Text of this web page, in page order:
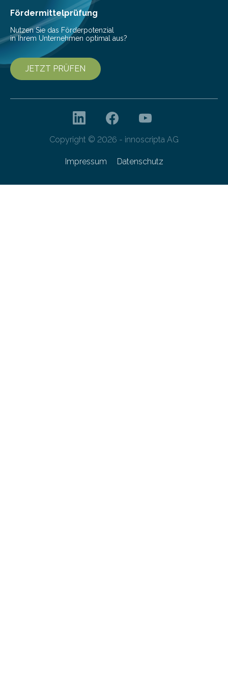
Fördermittelprüfung
Nutzen Sie das Förderpotenzial
in Ihrem Unternehmen optimal aus?
JETZT PRÜFEN
Copyright © 2026 - innoscripta AG
Impressum Datenschutz